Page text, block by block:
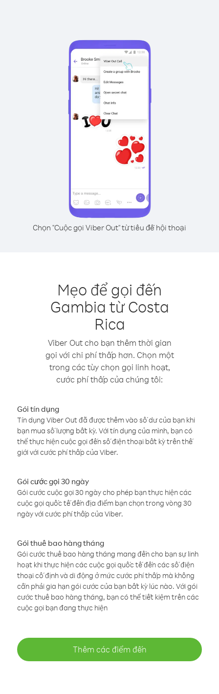
Chọn "Cuộc gọi Viber Out" từ tiêu đề hội thoại
Mẹo để gọi đến
Gambia từ Costa
Rica
Viber Out cho bạn thêm thời gian
gọi với chi phí thấp hơn. Chọn một
trong các tùy chọn gọi linh hoạt,
cước phí thấp của chúng tôi:
Gói tín dụng
Tín dụng Viber Out đã được thêm vào số dư của bạn khi
bạn mua số lượng bất kỳ. Với tín dụng của mình, bạn có
thể thực hiện cuộc gọi đến số điện thoại bất kỳ trên thế
giới với cước phí thấp của Viber.
Gói cước gọi 30 ngày
Gói cước cuộc gọi 30 ngày cho phép bạn thực hiện các
cuộc gọi quốc tế đến địa điểm bạn chọn trong vòng 30
ngày với cước phí thấp của Viber.
Gói thuê bao hàng tháng
Gói cước thuê bao hàng tháng mang đến cho bạn sự linh
hoạt khi thực hiện các cuộc gọi quốc tế đến các số điện
thoại cố định và di động ở mức cước phí thấp mà không
cần phải gia hạn gói cước của bạn bất kỳ lúc nào. Với gói
cước thuê bao hàng tháng, bạn có thể tiết kiệm trên các
cuộc gọi bạn đang thực hiện
Thêm các điểm đến